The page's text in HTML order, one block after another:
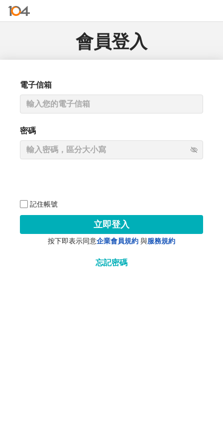
會員登入
電子信箱
密碼
記住帳號
立即登入
按下即表示同意企業會員規約 與服務規約
忘記密碼